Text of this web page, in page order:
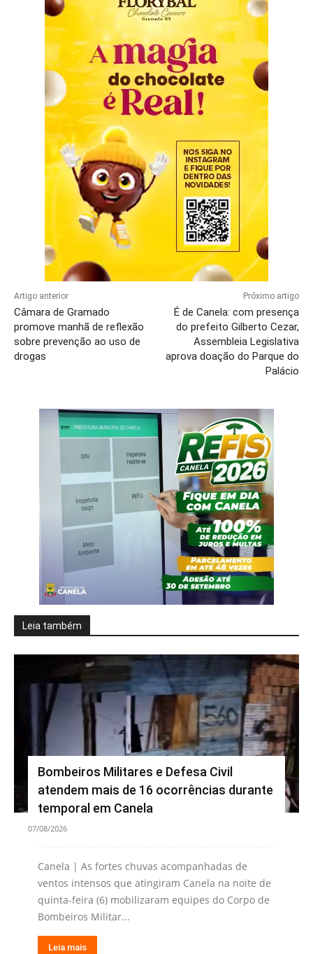
Artigo anterior
Câmara de Gramado
promove manhã de reflexão
sobre prevenção ao uso de
drogas
Próximo artigo
É de Canela: com presença
do prefeito Gilberto Cezar,
Assembleia Legislativa
aprova doação do Parque do
Palácio
Leia também
Bombeiros Militares e Defesa Civil
atendem mais de 16 ocorrências durante
temporal em Canela
07/08/2026
Canela | As fortes chuvas acompanhadas de
ventos intensos que atingiram Canela na noite de
quinta-feira (6) mobilizaram equipes do Corpo de
Bombeiros Militar...
Leia mais